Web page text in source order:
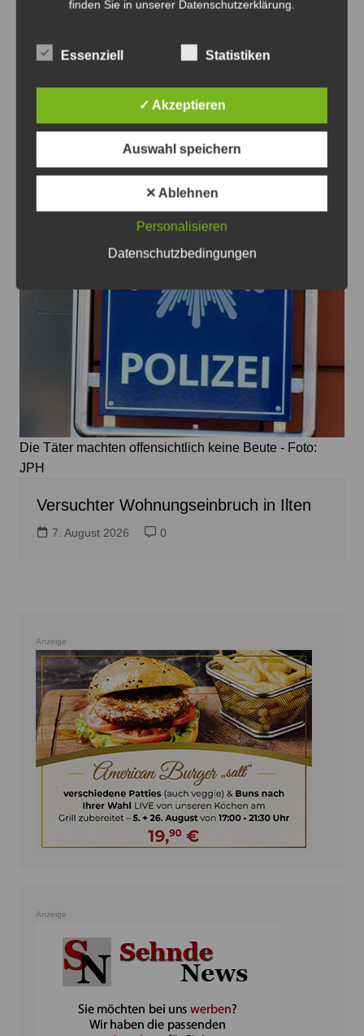
Versuchter Leergutdiebstahl in Ahlten
7. August 2026 0
Die Täter machten offensichtlich keine Beute - Foto:
JPH
Versuchter Wohnungseinbruch in Ilten
7. August 2026 0
Anzeige
Anzeige
finden Sie in unserer Datenschutzerklärung.
Essenziell Statistiken
✓ Akzeptieren
Auswahl speichern
✕ Ablehnen
Personalisieren
Datenschutzbedingungen